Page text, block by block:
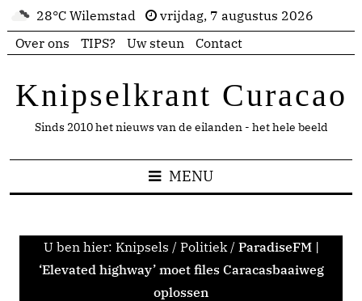
28°C Wilemstad
vrijdag, 7 augustus 2026
Over ons
TIPS? Uw steun Contact
Knipselkrant Curacao
Sinds 2010 het nieuws van de eilanden - het hele beeld
MENU
U ben hier: Knipsels / Politiek / ParadiseFM |
‘Elevated highway’ moet files Caracasbaaiweg
oplossen